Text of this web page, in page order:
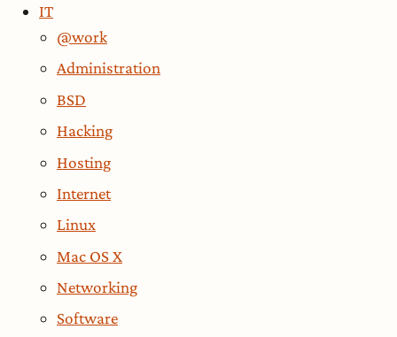
IT
@work
Administration
BSD
Hacking
Hosting
Internet
Linux
Mac OS X
Networking
Software